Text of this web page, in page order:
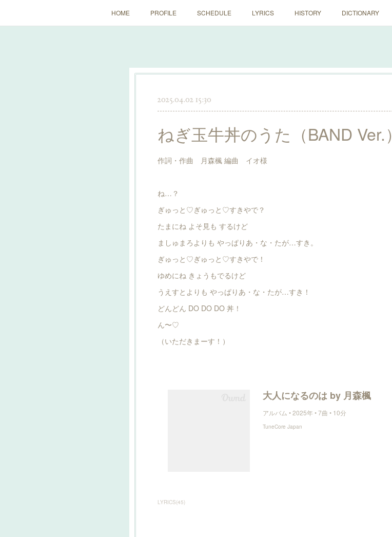
HOME PROFILE SCHEDULE LYRICS HISTORY DICTIONARY
2025.04.02 15:30
ねぎ玉牛丼のうた（BAND Ver.）
作詞・作曲 月森楓 編曲 イオ様
ね…？
ぎゅっと♡ぎゅっと♡すきやで？
たまにね よそ見も するけど
ましゅまろよりも やっぱりあ・な・たが…すき。
ぎゅっと♡ぎゅっと♡すきやで！
ゆめにね きょうもでるけど
うえすとよりも やっぱりあ・な・たが…すき！
どんどん DO DO DO 丼！
ん〜♡
（いただきまーす！）
大人になるのは by 月森楓
アルバム • 2025年 • 7曲 • 10分
TuneCore Japan
LYRICS(45)